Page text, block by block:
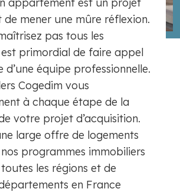
mener une mûre réflexion.
pas tous les
est primordial de faire appel
d’une équipe professionnelle.
Cogedim vous
à chaque étape de la
votre projet d’acquisition.
large offre de logements
programmes immobiliers
les régions et de
en France